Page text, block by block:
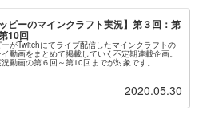
ッピーのマインクラフト実況】第３回：第
10回
がTwitchにてライブ配信したマインクラフトの
動画をまとめて掲載していく不定期連載企画。
動画の第６回～第10回までが対象です。
2020.05.30